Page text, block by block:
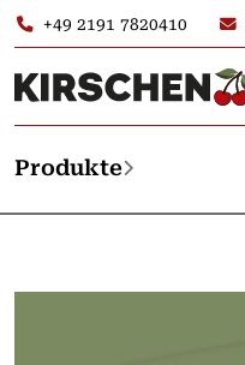
+49 2191 7820410
Produkte